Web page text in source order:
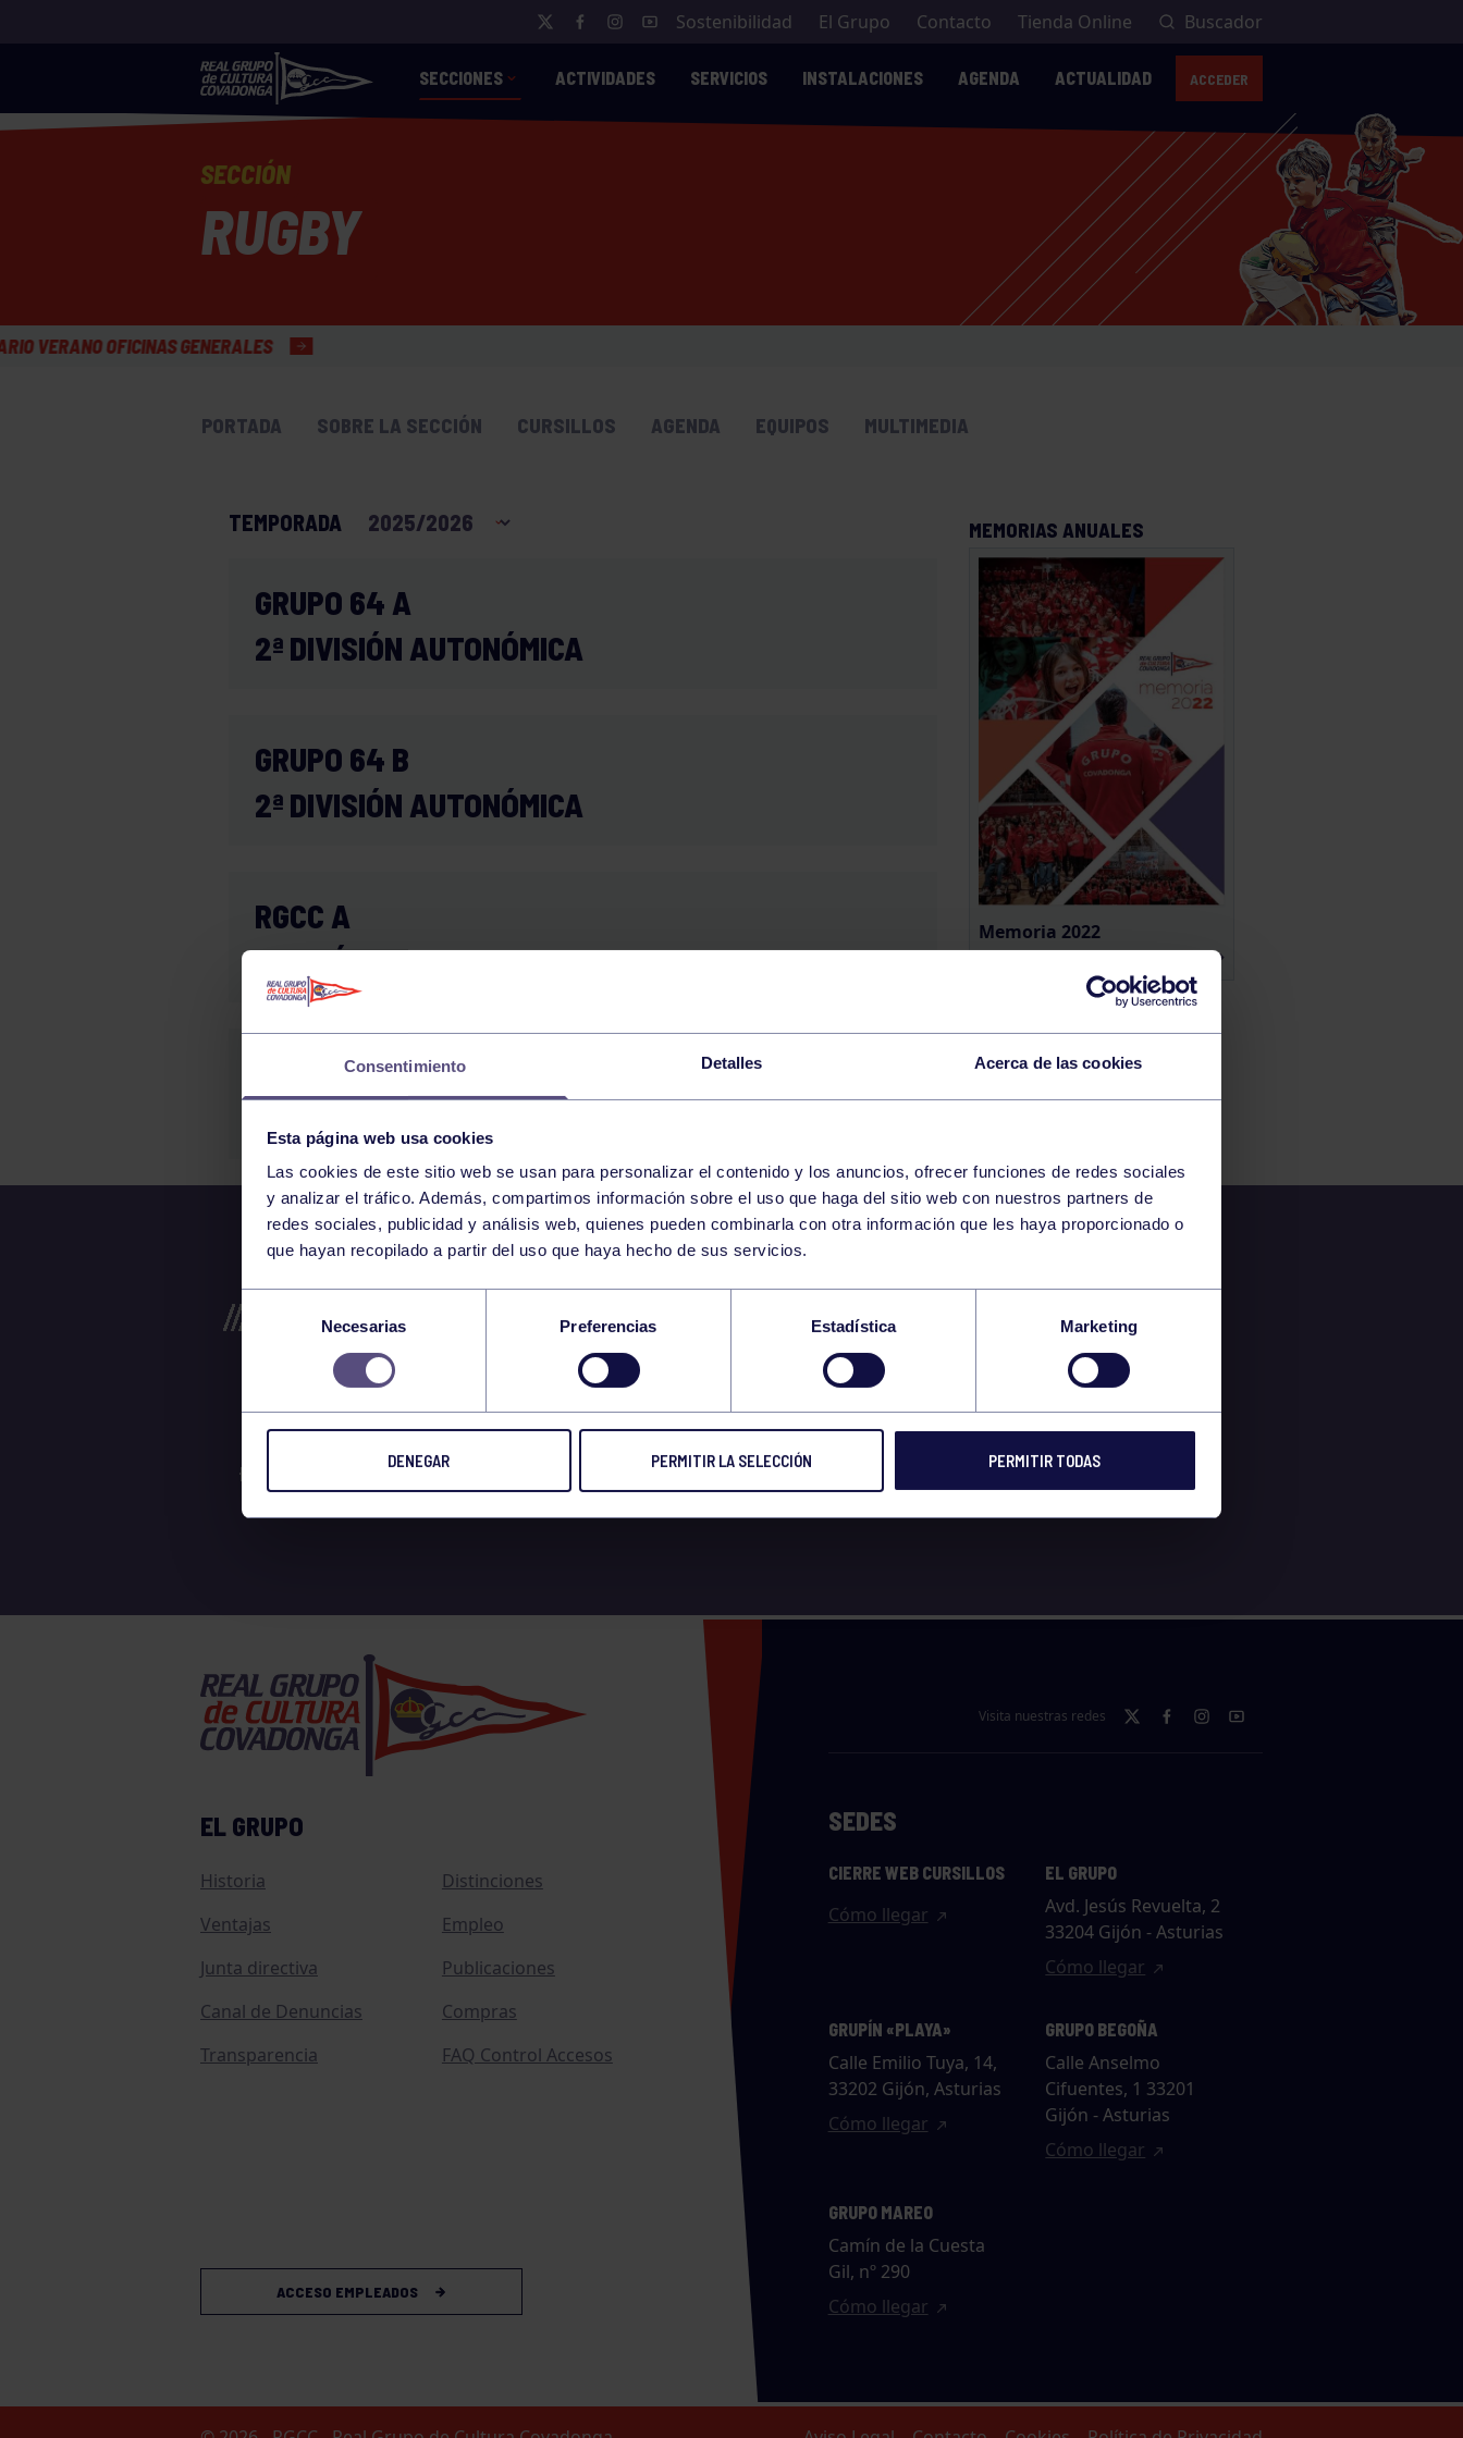
Consentimiento Detalles Acerca de las cookies
Esta página web usa cookies
Las cookies de este sitio web se usan para personalizar el contenido y los anuncios, ofrecer funciones de redes sociales
y analizar el tráfico. Además, compartimos información sobre el uso que haga del sitio web con nuestros partners de
redes sociales, publicidad y análisis web, quienes pueden combinarla con otra información que les haya proporcionado o
que hayan recopilado a partir del uso que haya hecho de sus servicios.
Selección
de
consentimiento
Necesarias Preferencias Estadística Marketing
DENEGAR PERMITIR LA SELECCIÓN PERMITIR TODAS
Sostenibilidad El Grupo Contacto Tienda Online Buscador
SECCIONES ACTIVIDADES SERVICIOS INSTALACIONES AGENDA ACTUALIDAD ACCEDER
SECCIÓN
RUGBY
GENERALES
PORTADA SOBRE LA SECCIÓN CURSILLOS AGENDA EQUIPOS MULTIMEDIA
TEMPORADA
GRUPO 64 A
2ª DIVISIÓN AUTONÓMICA
GRUPO 64 B
2ª DIVISIÓN AUTONÓMICA
RGCC A
DIVISIÓN DE HONOR
RGCC B
MEMORIAS ANUALES
Memoria 2022
Ver memoria online
EL GRUPO
Historia
Distinciones
Ventajas
Empleo
Junta directiva
Publicaciones
Canal de Denuncias
Compras
Transparencia
FAQ Control Accesos
ACCESO EMPLEADOS
Visita nuestras redes
SEDES
CIERRE WEB CURSILLOS
Cómo llegar
EL GRUPO
Avd. Jesús Revuelta, 2
33204 Gijón - Asturias
Cómo llegar
GRUPÍN «PLAYA»
Calle Emilio Tuya, 14,
33202 Gijón, Asturias
Cómo llegar
GRUPO BEGOÑA
Calle Anselmo
Cifuentes, 1 33201
Gijón - Asturias
Cómo llegar
GRUPO MAREO
Camín de la Cuesta
Gil, nº 290
Cómo llegar